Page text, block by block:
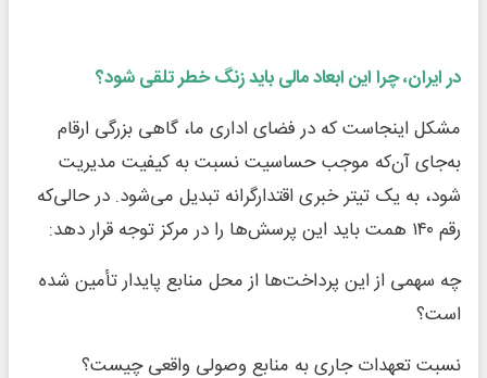
در ایران، چرا این ابعاد مالی باید زنگ خطر تلقی شود؟
مشکل اینجاست که در فضای اداری ما، گاهی بزرگی ارقام
به‌جای آن‌که موجب حساسیت نسبت به کیفیت مدیریت
شود، به یک تیتر خبری اقتدارگرانه تبدیل می‌شود. در حالی‌که
رقم ۱۴۰ همت باید این پرسش‌ها را در مرکز توجه قرار دهد:
چه سهمی از این پرداخت‌ها از محل منابع پایدار تأمین شده
است؟
نسبت تعهدات جاری به منابع وصولی واقعی چیست؟